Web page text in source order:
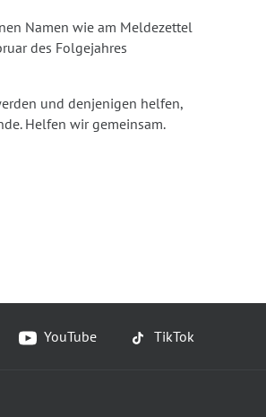
Namen wie am Meldezettel
des Folgejahres
und denjenigen helfen,
Helfen wir gemeinsam.
YouTube TikTok